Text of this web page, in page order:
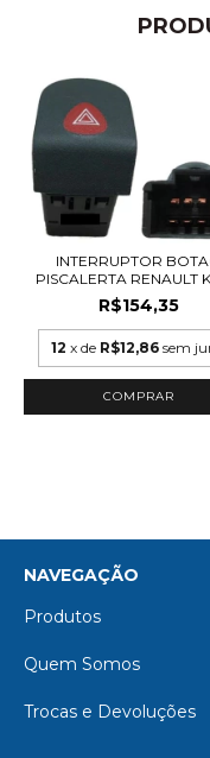
INTERRUPTOR
PISCALERTA RENAULT
R$154,35
12 x de R$12,86 sem
NAVEGAÇÃO
Produtos
Quem Somos
Trocas e Devoluções